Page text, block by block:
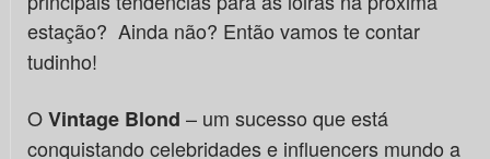
estação? Ainda não? Então vamos te contar
tudinho!
OVintage Blond – um sucesso que está
conquistando celebridades e influencers mundo a